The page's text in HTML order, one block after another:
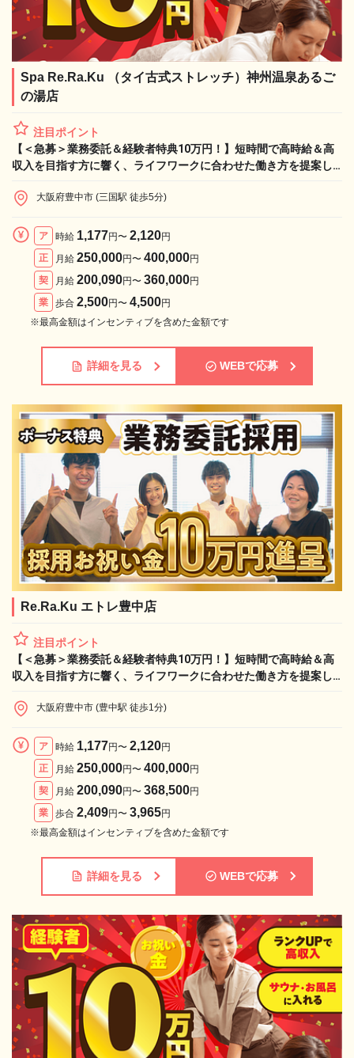
Spa Re.Ra.Ku （タイ古式ストレッチ）神州温泉あるご
の湯店
注目ポイント
【＜急募＞業務委託＆経験者特典10万円！】短時間で高時給＆高
収入を目指す方に響く、ライフワークに合わせた働き方を提案し
大阪府豊中市 (三国駅 徒歩5分)
ア 時給 1,177円〜 2,120円
正
月給 250,000円〜 400,000円
契
月給 200,090円〜 360,000円
業
歩合 2,500円〜 4,500円
※最高金額はインセンティブを含めた金額です
詳細を見る WEBで応募
Re.Ra.Ku エトレ豊中店
注目ポイント
【＜急募＞業務委託＆経験者特典10万円！】短時間で高時給＆高
収入を目指す方に響く、ライフワークに合わせた働き方を提案し
大阪府豊中市 (豊中駅 徒歩1分)
ア 時給 1,177円〜 2,120円
正
月給 250,000円〜 400,000円
契
月給 200,090円〜 368,500円
業
歩合 2,409円〜 3,965円
※最高金額はインセンティブを含めた金額です
詳細を見る WEBで応募